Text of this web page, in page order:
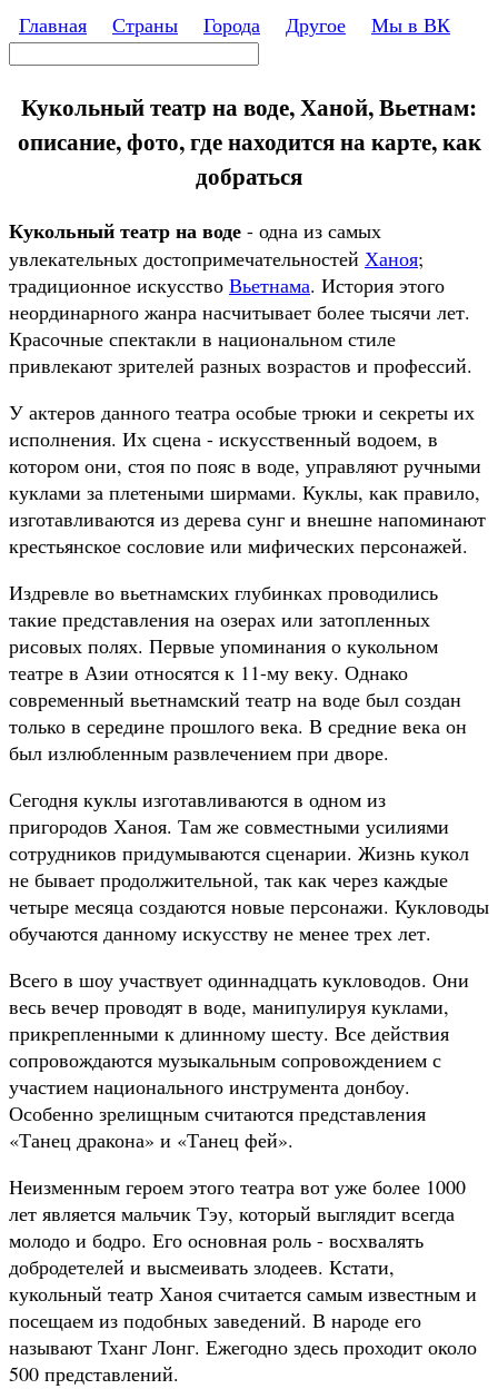
Перейти к основному содержанию
Главная Страны Города Другое Мы в ВК
Поиск
Кукольный театр на воде, Ханой, Вьетнам:
описание, фото, где находится на карте, как
добраться
Кукольный театр на воде - одна из самых
увлекательных достопримечательностей Ханоя;
традиционное искусство Вьетнама. История этого
неординарного жанра насчитывает более тысячи лет.
Красочные спектакли в национальном стиле
привлекают зрителей разных возрастов и профессий.
У актеров данного театра особые трюки и секреты их
исполнения. Их сцена - искусственный водоем, в
котором они, стоя по пояс в воде, управляют ручными
куклами за плетеными ширмами. Куклы, как правило,
изготавливаются из дерева сунг и внешне напоминают
крестьянское сословие или мифических персонажей.
Издревле во вьетнамских глубинках проводились
такие представления на озерах или затопленных
рисовых полях. Первые упоминания о кукольном
театре в Азии относятся к 11-му веку. Однако
современный вьетнамский театр на воде был создан
только в середине прошлого века. В средние века он
был излюбленным развлечением при дворе.
Сегодня куклы изготавливаются в одном из
пригородов Ханоя. Там же совместными усилиями
сотрудников придумываются сценарии. Жизнь кукол
не бывает продолжительной, так как через каждые
четыре месяца создаются новые персонажи. Кукловоды
обучаются данному искусству не менее трех лет.
Всего в шоу участвует одиннадцать кукловодов. Они
весь вечер проводят в воде, манипулируя куклами,
прикрепленными к длинному шесту. Все действия
сопровождаются музыкальным сопровождением с
участием национального инструмента донбоу.
Особенно зрелищным считаются представления
«Танец дракона» и «Танец фей».
Неизменным героем этого театра вот уже более 1000
лет является мальчик Тэу, который выглядит всегда
молодо и бодро. Его основная роль - восхвалять
добродетелей и высмеивать злодеев. Кстати,
кукольный театр Ханоя считается самым известным и
посещаем из подобных заведений. В народе его
называют Тханг Лонг. Ежегодно здесь проходит около
500 представлений.